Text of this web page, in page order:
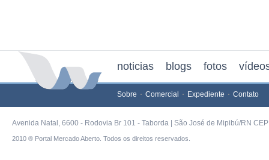
noticias blogs fotos
Sobre Comercial Expediente Contato
Avenida Natal, 6600 - Rodovia Br 101 - Taborda | São José de Mipibú/RN
2010 ® Portal Mercado Aberto. Todos os direitos reservados.